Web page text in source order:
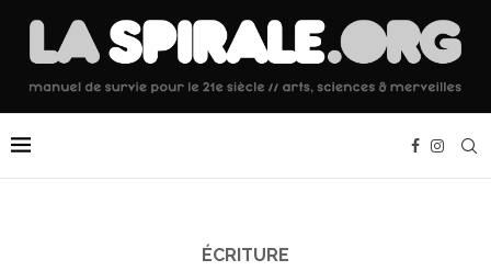
ÉCRITURE